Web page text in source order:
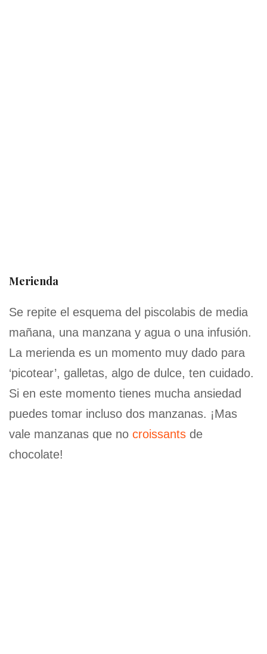
Merienda
Se repite el esquema del piscolabis de media
mañana, una manzana y agua o una infusión.
La merienda es un momento muy dado para
‘picotear’, galletas, algo de dulce, ten cuidado.
Si en este momento tienes mucha ansiedad
puedes tomar incluso dos manzanas. ¡Mas
vale manzanas que no croissants de
chocolate!